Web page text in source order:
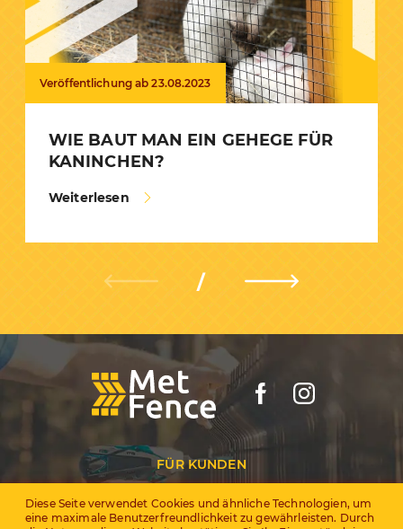
Veröffentlichung ab 23.08.2023
WIE BAUT MAN EIN GEHEGE FÜR
KANINCHEN?
Weiterlesen
FÜR KUNDEN
За дилърите
Diese Seite verwendet Cookies und ähnliche Technologien, um
eine maximale Benutzerfreundlichkeit zu gewährleisten. Durch